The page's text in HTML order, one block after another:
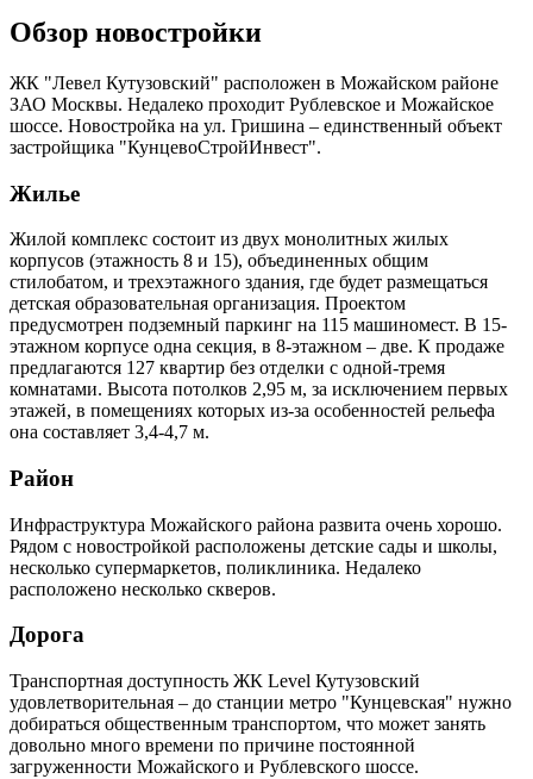
Обзор новостройки
ЖК "Левел Кутузовский" расположен в Можайском районе
ЗАО Москвы. Недалеко проходит Рублевское и Можайское
шоссе. Новостройка на ул. Гришина – единственный объект
застройщика "КунцевоСтройИнвест".
Жилье
Жилой комплекс состоит из двух монолитных жилых
корпусов (этажность 8 и 15), объединенных общим
стилобатом, и трехэтажного здания, где будет размещаться
детская образовательная организация. Проектом
предусмотрен подземный паркинг на 115 машиномест. В 15-
этажном корпусе одна секция, в 8-этажном – две. К продаже
предлагаются 127 квартир без отделки с одной-тремя
комнатами. Высота потолков 2,95 м, за исключением первых
этажей, в помещениях которых из-за особенностей рельефа
она составляет 3,4-4,7 м.
Район
Инфраструктура Можайского района развита очень хорошо.
Рядом с новостройкой расположены детские сады и школы,
несколько супермаркетов, поликлиника. Недалеко
расположено несколько скверов.
Дорога
Транспортная доступность ЖК Level Кутузовский
удовлетворительная – до станции метро "Кунцевская" нужно
добираться общественным транспортом, что может занять
довольно много времени по причине постоянной
загруженности Можайского и Рублевского шоссе.